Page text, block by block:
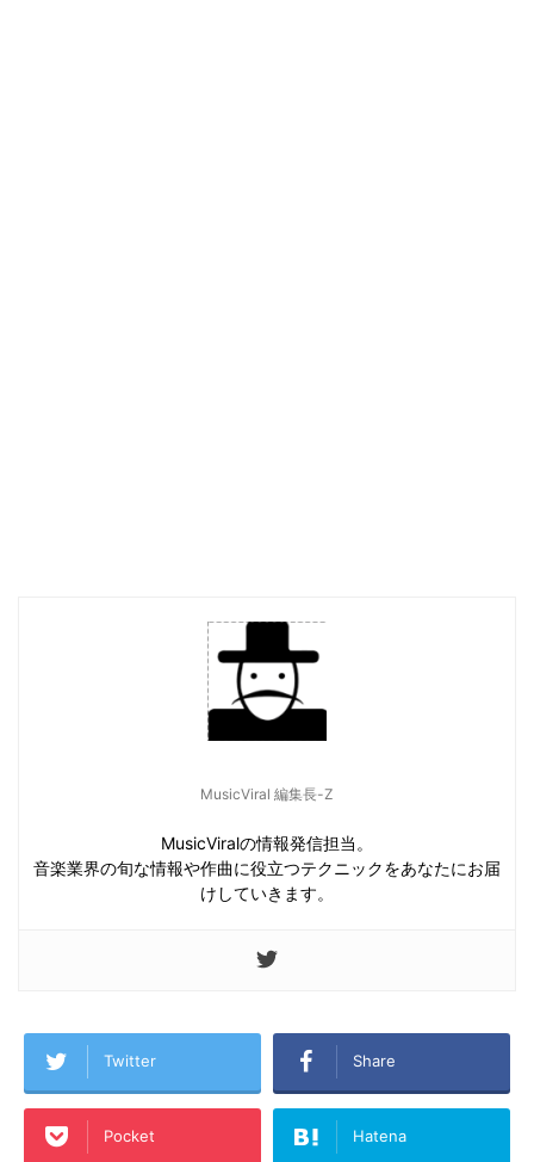
MusicViral 編集長-Z
MusicViralの情報発信担当。
音楽業界の旬な情報や作曲に役立つテクニックをあなたにお届
けしていきます。
Twitter Share
Pocket Hatena